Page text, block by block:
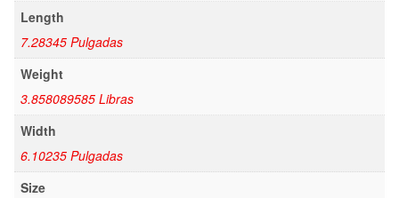
Length
7.28345 Pulgadas
Weight
3.858089585 Libras
Width
6.10235 Pulgadas
Size